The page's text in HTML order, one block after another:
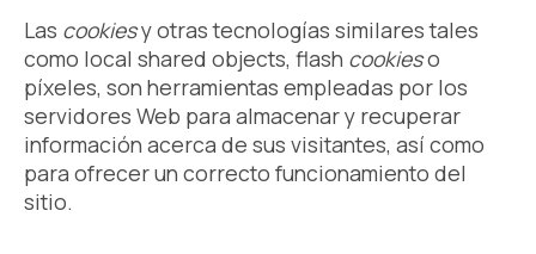
Las cookiesy otras tecnologías similares tales
como local shared objects, flash cookieso
píxeles, son herramientas empleadas por los
servidores Web para almacenar y recuperar
información acerca de sus visitantes, así como
para ofrecer un correcto funcionamiento del
sitio.